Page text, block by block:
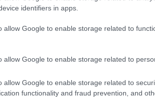
identifiers in apps.
allow Google to enable storage related to
allow Google to enable storage related to
allow Google to enable storage related to
functionality and fraud prevention, and